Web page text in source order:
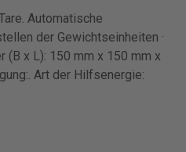
Automatische
der Gewichtseinheiten ·
(B x L): 150 mm x 150 mm x
Art der Hilfsenergie: